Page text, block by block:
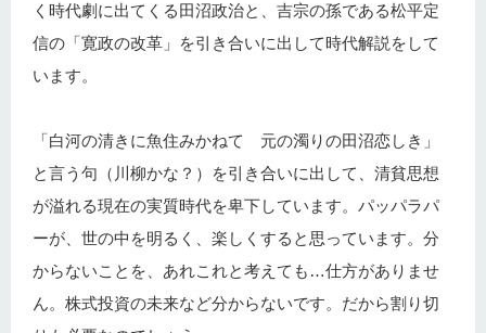
く時代劇に出てくる田沼政治と、吉宗の孫である松平定
信の「寛政の改革」を引き合いに出して時代解説をして
います。
「白河の清きに魚住みかねて 元の濁りの田沼恋しき」
と言う句（川柳かな？）を引き合いに出して、清貧思想
が溢れる現在の実質時代を卑下しています。パッパラパ
ーが、世の中を明るく、楽しくすると思っています。分
からないことを、あれこれと考えても…仕方がありませ
ん。株式投資の未来など分からないです。だから割り切